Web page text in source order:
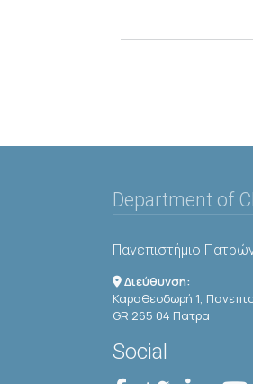
Department of
Πανεπιστήμιο
Διεύθυνση:
Καραθεοδωρή 1,
GR 265 04 Πατρα
Social